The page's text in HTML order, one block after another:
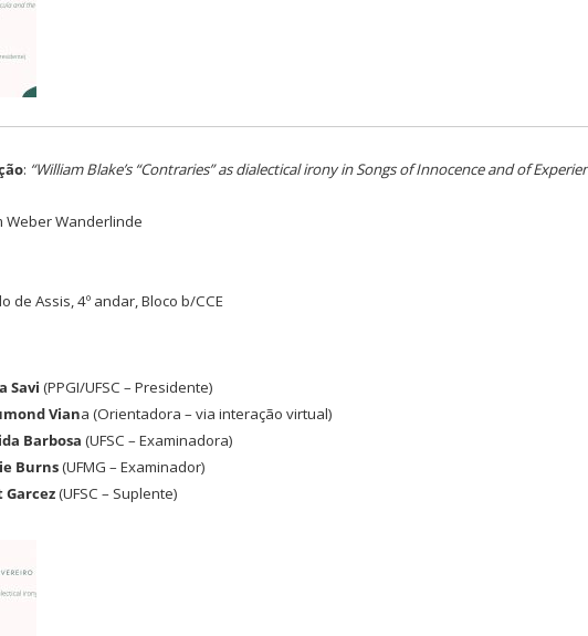
: “William Blake’s “Contraries” as dialectical irony in Songs of Innocence and of
Weber Wanderlinde
de Assis, 4º andar, Bloco b/CCE
Savi (PPGI/UFSC – Presidente)
Viana (Orientadora – via interação virtual)
Barbosa (UFSC – Examinadora)
Burns(UFMG – Examinador)
Garcez(UFSC – Suplente)